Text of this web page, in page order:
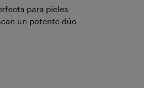
para pieles
un potente dúo